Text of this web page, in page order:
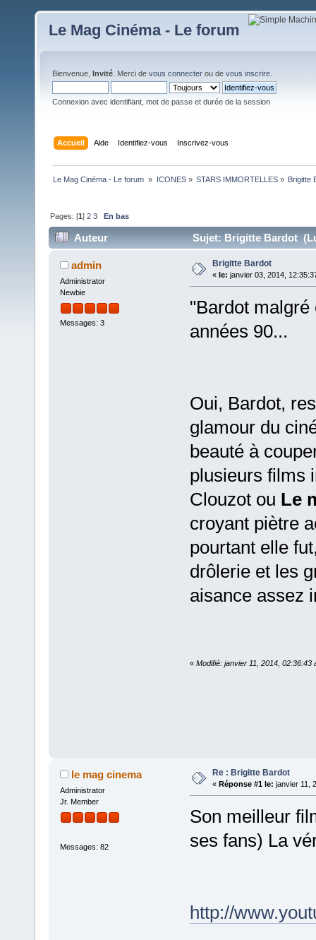
Le Mag Cinéma - Le forum
Bienvenue, Invité . Merci de vous connecter ou de vous inscrire
Connexion avec identifiant, mot de passe et durée de la session
Accueil Aide Identifiez-vous Inscrivez-vous
Le Mag Cinéma - Le forum » ICONES» STARS IMMORTELLES» Brigitte
Pages: [1]2 3 En bas
Auteur Sujet: Brigitte Bardot
admin
Administrator
Newbie
Messages: 3
Brigitte Bardot
« le: janvier 03, 2014,
"Bardot
années 90...
Oui, Bardot,
glamour du
beauté à
plusieurs films
Clouzot ou Le
croyant piètre
pourtant elle
drôlerie et les
aisance assez
« Modifié: janvier 11, 2014, 02:36:43
le mag cinema
Administrator
Jr. Member
Messages: 82
Re : Brigitte Bardot
« Réponse #1 le: janvier 11,
Son meilleur
ses fans) La
http://